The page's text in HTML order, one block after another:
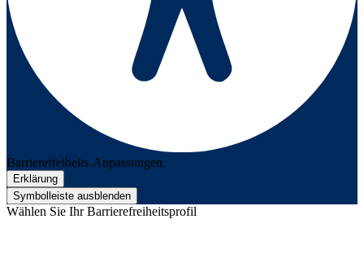
Barrierefreiheits-Anpassungen
Erklärung
Symbolleiste ausblenden
Wählen Sie Ihr Barrierefreiheitsprofil